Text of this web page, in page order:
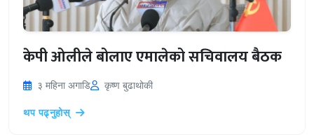
केपी ओलीले बोलाए एमालेको सचिवालय बैठक
३ महिना अगाडि कृष्ण बुढाथोकी
थप पढ्नुहोस्